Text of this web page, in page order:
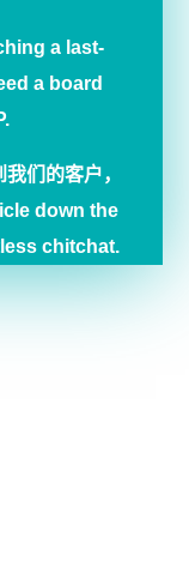
a last-
a board
们的客户，
down the
chitchat.